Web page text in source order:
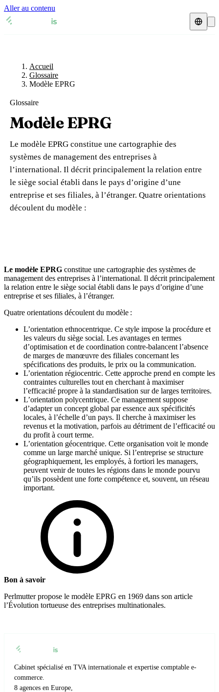
Aller au contenu
🇫🇷 France
🇬🇧 Royaume-Uni
🇧🇪 Belgique
🇮🇹 Italie
🇳🇴 Norvège
Amazon
Fiches TVA
🇫🇷 France
🇬🇧
🇨🇭 Suisse
🇧🇪
🇩🇪Allemagne
🇮🇹 Italie
🇳🇴 Norvège
Toutes les fiches pays
Expert-comptable
Expert-comptable e-commerce
Expert-comptable Amazon
Ressources & Blog
Blog
Glossaire
Vérifier un n° TVA
Calculateur de TVA
Accueil
Glossaire
Modèle EPRG
Glossaire
Modèle EPRG
Le modèle EPRG constitue une cartographie des
systèmes de management des entreprises à
l’international. Il décrit principalement la relation entre
le siège social établi dans le pays d’origine d’une
entreprise et ses filiales, à l’étranger. Quatre orientations
découlent du modèle :
Le modèle EPRG constitue une cartographie des systèmes de
management des entreprises à l’international. Il décrit principalement
la relation entre le siège social établi dans le pays d’origine d’une
entreprise et ses filiales, à l’étranger.
Quatre orientations découlent du modèle :
L’orientation ethnocentrique. Ce style impose la procédure et
les valeurs du siège social. Les avantages en termes
d’optimisation et de coordination contre-balancent l’absence
de marges de manœuvre des filiales concernant les
spécifications des produits, le prix ou la communication.
L’orientation régiocentric. Cette approche prend en compte les
contraintes culturelles tout en cherchant à maximiser
l’efficacité propre à la standardisation sur de larges territoires.
L’orientation polycentrique. Ce management suppose
d’adapter un concept global par essence aux spécificités
locales, à l’échelle d’un pays. Il cherche à maximiser les
revenus et la motivation, parfois au détriment de l’efficacité ou
du profit à court terme.
L’orientation géocentrique. Cette organisation voit le monde
comme un large marché unique. Si l’entreprise se structure
géographiquement, les employés, à fortiori les managers,
peuvent venir de toutes les régions dans le monde pourvu
qu’ils possèdent une forte compétence et, souvent, un réseau
important.
Bon à savoir
Perlmutter propose le modèle EPRG en 1969 dans son article
l’Évolution tortueuse des entreprises multinationales.
Cabinet spécialisé en TVA internationale et expertise comptable e-
commerce.
8 agences en Europe,